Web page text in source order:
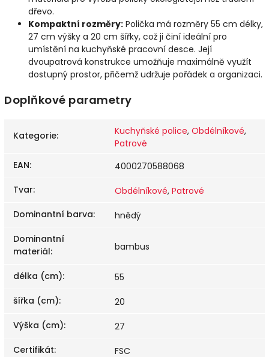
dřevo.
Kompaktní rozměry: Polička má rozměry 55 cm délky,
27 cm výšky a 20 cm šířky, což ji činí ideální pro
umístění na kuchyňské pracovní desce. Její
dvoupatrová konstrukce umožňuje maximálně využít
dostupný prostor, přičemž udržuje pořádek a organizaci.
Doplňkové parametry
Kategorie: Kuchyňské police, Obdélníkové,
Patrové
EAN:
4000270588068
Tvar: Obdélníkové, Patrové
Dominantní barva:
hnědý
Dominantní
materiál: bambus
délka (cm):
55
šířka (cm):
20
Výška (cm):
27
Certifikát: FSC